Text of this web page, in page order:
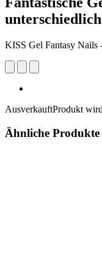
KISS Gel Fantasy Nails
AusverkauftProdukt
Ähnliche Produkte